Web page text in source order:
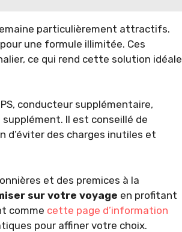
particulièrement attractifs.
une formule illimitée. Ces
ce qui rend cette solution idéale
conducteur supplémentaire,
Il est conseillé de
d’éviter des charges inutiles et
et des premices à la
sur votre voyage en profitant
comme cette page d’information
pour affiner votre choix.